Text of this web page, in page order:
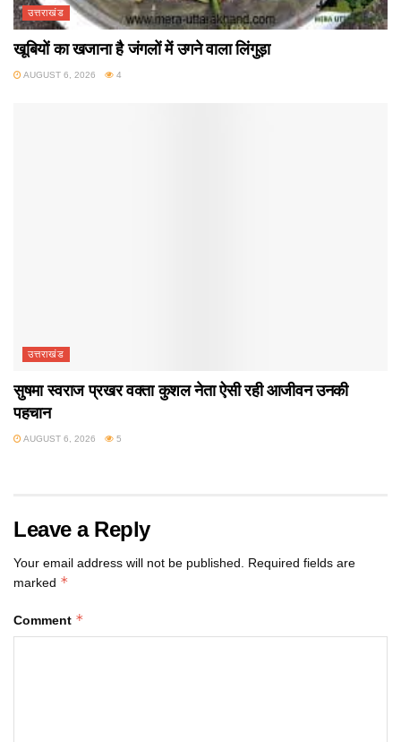
उत्तराखंड
खूबियों का खजाना है जंगलों में उगने वाला लिंगुड़ा
AUGUST 6, 2026 4
उत्तराखंड
सुषमा स्वराज प्रखर वक्ता कुशल नेता ऐसी रही आजीवन उनकी
पहचान
AUGUST 6, 2026 5
Leave a Reply
Your email address will not be published.
Required fields are
marked *
Comment *